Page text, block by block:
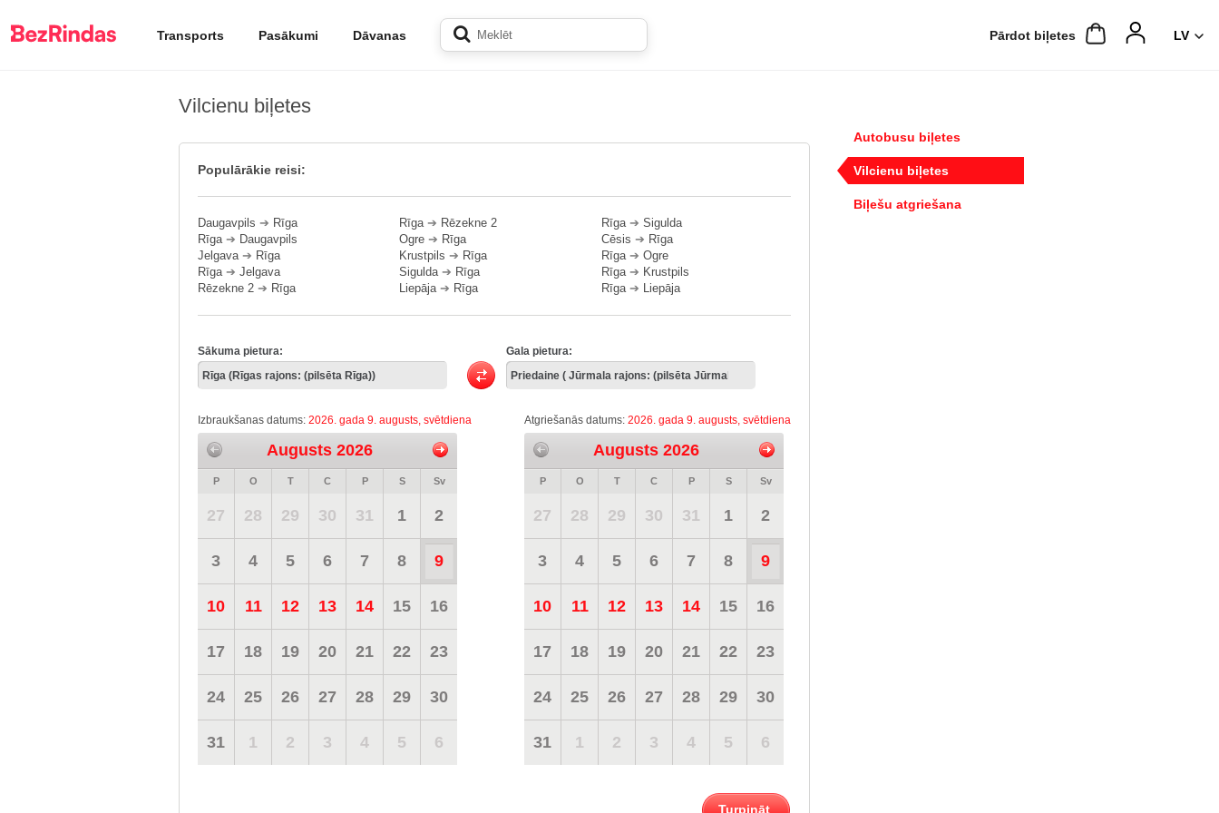
Transports Pasākumi Dāvanas Pārdot biļetes
Vilcienu biļetes
Populārākie reisi:
Daugavpils ➔ Rīga
Rīga➔ Daugavpils
Jelgava➔ Rīga
Rīga➔ Jelgava
Rēzekne 2 ➔ Rīga
Rīga➔ Rēzekne 2
Ogre ➔ Rīga
Krustpils ➔ Rīga
Sigulda➔ Rīga
Liepāja➔ Rīga
Rīga➔ Sigulda
Cēsis ➔ Rīga
Rīga➔ Ogre
Rīga➔ Krustpils
Rīga➔ Liepāja
Sākuma pietura: Gala pietura:
Izbraukšanas datums: 2026. gada 9. augusts, svētdiena
Augusts 2026
P O T C P S Sv
27 28 29 30 31 1 2
3 4 5 6 7 8 9
10 11 12 13 14 15 16
17 18 19 20 21 22 23
24 25 26 27 28 29 30
31 1 2 3 4 5 6
Atgriešanās datums: 2026. gada 9. augusts, svētdiena
Augusts 2026
P O T C P S Sv
27 28 29 30 31 1 2
3 4 5 6 7 8 9
10 11 12 13 14 15 16
17 18 19 20 21 22 23
24 25 26 27 28 29 30
31 1 2 3 4 5 6
Turpināt
Autobusu biļetes
Vilcienu biļetes
Biļešu atgriešana